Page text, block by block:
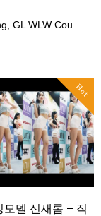
WLW Couple
Hot
모델 신새롬 – 직